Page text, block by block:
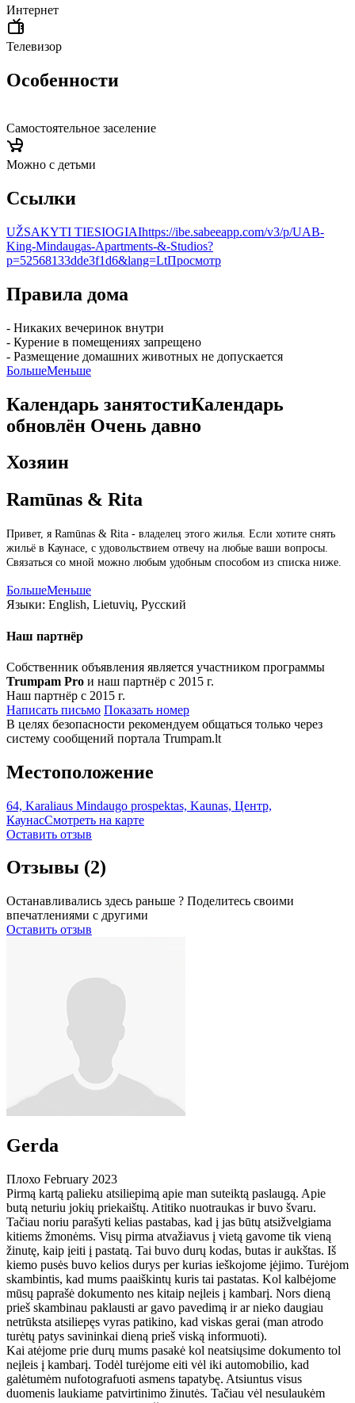
Интернет
Телевизор
Особенности
Самостоятельное заселение
Можно с детьми
Ссылки
UŽSAKYTI TIESIOGIAIhttps://ibe.sabeeapp.com/v3/p/UAB-
King-Mindaugas-Apartments-&-Studios?
p=52568133dde3f1d6&lang=LtПросмотр
Правила дома
- Никаких вечеринок внутри
- Курение в помещениях запрещено
- Размещение домашних животных не допускается
БольшеМеньше
Календарь занятостиКалендарь
обновлён Очень давно
Хозяин
Ramūnas & Rita
Привет, я Ramūnas & Rita - владелец этого жилья. Если хотите снять
жильё в Каунасе, с удовольствием отвечу на любые ваши вопросы.
Связаться со мной можно любым удобным способом из списка ниже.
БольшеМеньше
Языки: English, Lietuvių, Русский
Наш партнёр
Собственник объявления является участником программы
Trumpam Pro и наш партнёр с 2015 г.
Наш партнёр с 2015 г.
Написать письмо Показать номер
В целях безопасности рекомендуем общаться только через
систему сообщений портала Trumpam.lt
Местоположение
64, Karaliaus Mindaugo prospektas, Kaunas, Центр,
КаунасСмотреть на карте
Оставить отзыв
Отзывы (2)
Останавливались здесь раньше ? Поделитесь своими
впечатлениями с другими
Оставить отзыв
Gerda
Плохо February 2023
Pirmą kartą palieku atsiliepimą apie man suteiktą paslaugą. Apie
butą neturiu jokių priekaištų. Atitiko nuotraukas ir buvo švaru.
Tačiau noriu parašyti kelias pastabas, kad į jas būtų atsižvelgiama
kitiems žmonėms. Visų pirma atvažiavus į vietą gavome tik vieną
žinutę, kaip įeiti į pastatą. Tai buvo durų kodas, butas ir aukštas. Iš
kiemo pusės buvo kelios durys per kurias ieškojome įėjimo. Turėjom
skambintis, kad mums paaiškintų kuris tai pastatas. Kol kalbėjome
mūsų paprašė dokumento nes kitaip neįleis į kambarį. Nors dieną
prieš skambinau paklausti ar gavo pavedimą ir ar nieko daugiau
netrūksta atsiliepęs vyras patikino, kad viskas gerai (man atrodo
turėtų patys savininkai dieną prieš viską informuoti).
Kai atėjome prie durų mums pasakė kol neatsiųsime dokumento tol
neįleis į kambarį. Todėl turėjome eiti vėl iki automobilio, kad
galėtumėm nufotografuoti asmens tapatybę. Atsiuntus visus
duomenis laukiame patvirtinimo žinutės. Tačiau vėl nesulaukėm